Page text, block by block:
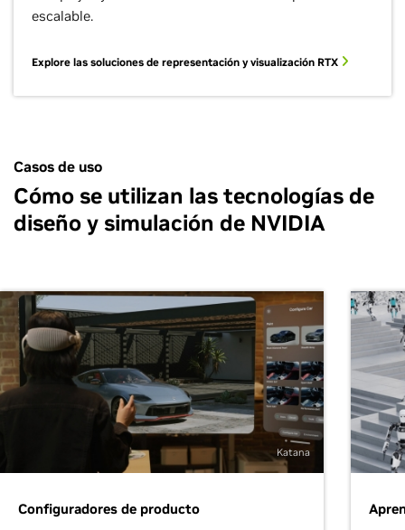
escalable.
Explore las soluciones de representación y visualización RTX
Casos de uso
Cómo se utilizan las tecnologías de
diseño y simulación de NVIDIA
Katana
Configuradores de producto